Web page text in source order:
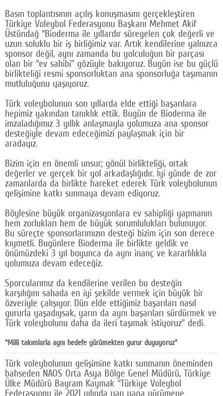
Basın toplantısının açılış konuşmasını gerçekleştiren
Türkiye Voleybol Federasyonu Başkanı Mehmet Akif
Üstündağ “Bioderma ile yıllardır süregelen çok değerli ve
uzun soluklu bir iş birliğimiz var. Artık kendilerine yalnızca
sponsor değil, aynı zamanda bu yolculuğun bir parçası
olan bir “ev sahibi” gözüyle bakıyoruz. Bugün ise bu güçlü
birlikteliği resmi sponsorluktan ana sponsorluğa taşımanın
mutluluğunu yaşıyoruz.
Türk voleybolunun son yıllarda elde ettiği başarılara
hepimiz yakından tanıklık ettik. Bugün de Bioderma ile
imzaladığımız 3 yıllık anlaşmayla yolumuza ana sponsor
desteğiyle devam edeceğimizi paylaşmak için bir
aradayız.
Bizim için en önemli unsur; gönül birlikteliği, ortak
değerler ve gerçek bir yol arkadaşlığıdır. İyi günde de zor
zamanlarda da birlikte hareket ederek Türk voleybolunun
gelişimine katkı sunmaya devam ediyoruz.
Böylesine büyük organizasyonlara ev sahipliği yapmanın
hem zorlukları hem de büyük sorumlulukları bulunuyor.
Bu süreçte sponsorlarımızın desteği bizim için son derece
kıymetli. Bugünlere Bioderma ile birlikte geldik ve
önümüzdeki 3 yıl boyunca da aynı inanç ve kararlılıkla
yolumuza devam edeceğiz.
Sporcularımız da kendilerine verilen bu desteğin
karşılığını sahada en iyi şekilde vermek için büyük bir
özveriyle çalışıyor. Dün elde ettiğimiz başarıları nasıl
gururla yaşadıysak, yarın da aynı başarıları sürdürmek ve
Türk voleybolunu daha da ileri taşımak istiyoruz” dedi.
“Milli takımlarla aynı hedefe yürümekten gurur duyuyoruz”
Türk voleybolunun gelişimine katkı sunmanın öneminden
bahseden NAOS Orta Asya Bölge Genel Müdürü, Türkiye
Ülke Müdürü Bayram Kaymak “Türkiye Voleybol
Federasyonu ile 2021 yılında yan yana yürümeye